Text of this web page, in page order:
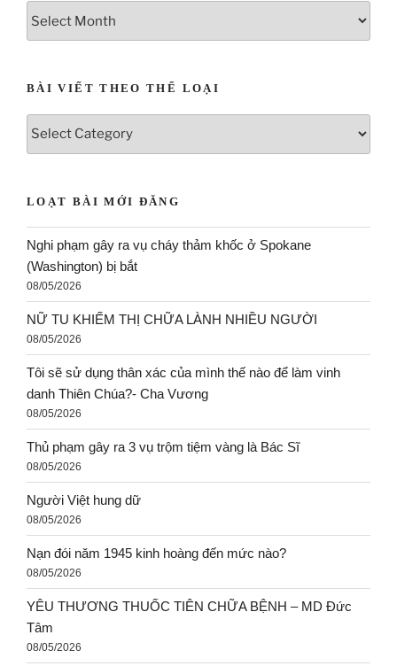
BÀI VIẾT THEO THỂ LOẠI
LOẠT BÀI MỚI ĐĂNG
Nghi phạm gây ra vụ cháy thảm khốc ở Spokane
(Washington) bị bắt
08/05/2026
NỮ TU KHIẾM THỊ CHỮA LÀNH NHIỀU NGƯỜI
08/05/2026
Tôi sẽ sử dụng thân xác của mình thế nào để làm vinh
danh Thiên Chúa?- Cha Vương
08/05/2026
Thủ phạm gây ra 3 vụ trộm tiệm vàng là Bác Sĩ
08/05/2026
Người Việt hung dữ
08/05/2026
Nạn đói năm 1945 kinh hoàng đến mức nào?
08/05/2026
YÊU THƯƠNG THUỐC TIÊN CHỮA BỆNH – MD Đức
Tâm
08/05/2026